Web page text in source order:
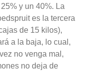
y un 40%. La
es la tercera
de 15 kilos),
a la baja, lo cual,
no venga mal,
no deja de